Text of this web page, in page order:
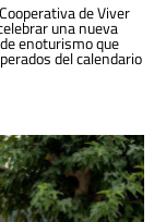
de Viver
una nueva
enoturismo que
del calendario